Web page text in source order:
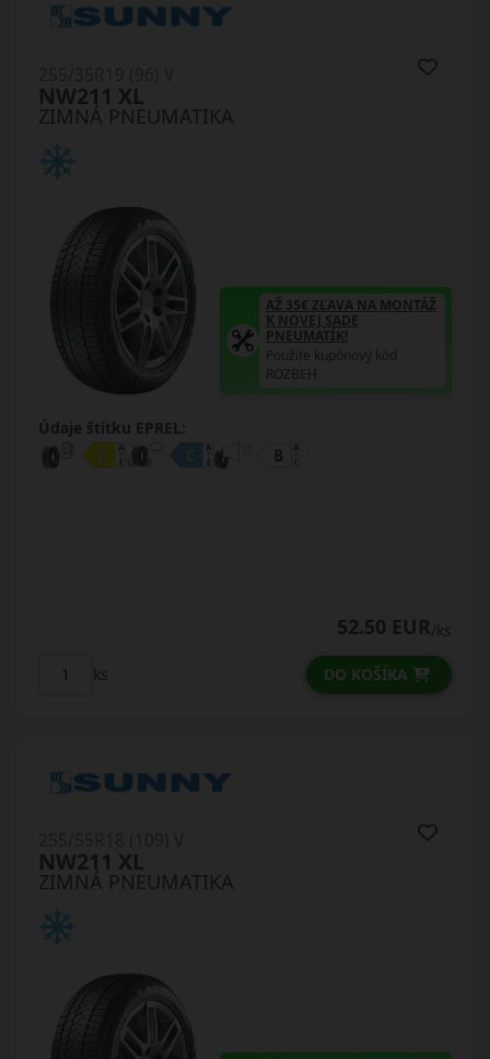
ZIMNÁ PNEUMATIKA
NW211 XL
AŽ 35€ ZĽAVA NA MONTÁŽ
K NOVEJ SADE
PNEUMATÍK!
Použite kupónový kód
ROZBEH
Údaje štítku EPREL:
52.50 EUR/ks
ks DO KOŠÍKA
ZIMNÁ PNEUMATIKA
NW211 XL